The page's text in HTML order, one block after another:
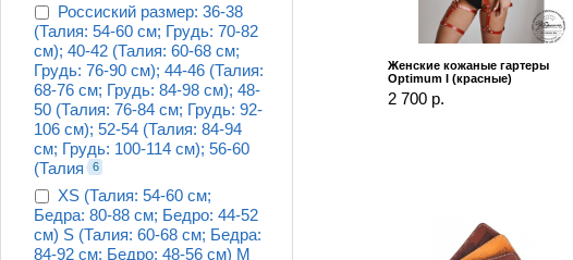
Россиский размер: 36-38
(Талия: 54-60 см; Грудь: 70-82
см); 40-42 (Талия: 60-68 см;
Грудь: 76-90 см); 44-46 (Талия:
68-76 см; Грудь: 84-98 см); 48-
50 (Талия: 76-84 см; Грудь: 92-
106 см); 52-54 (Талия: 84-94
см; Грудь: 100-114 см); 56-60
(Талия
6
XS (Талия: 54-60 см;
Бедра: 80-88 см; Бедро: 44-52
см) S (Талия: 60-68 см; Бедра:
84-92 см; Бедро: 48-56 см) M
Женские кожаные гартеры
Optimum I (красные)
2 700 р.